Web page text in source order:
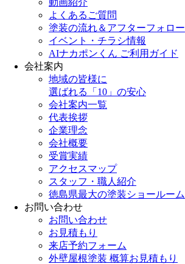
よくあるご質問
塗装の流れ＆アフターフォロー
イベント・チラシ情報
AIナカポンくん ご利用ガイド
会社案内
地域の皆様に
選ばれる「10」の安心
会社案内一覧
代表挨拶
企業理念
会社概要
受賞実績
アクセスマップ
スタッフ・職人紹介
徳島県最大の塗装ショールーム
お問い合わせ
お問い合わせ
お見積もり
来店予約フォーム
外壁屋根塗装 概算お見積もり